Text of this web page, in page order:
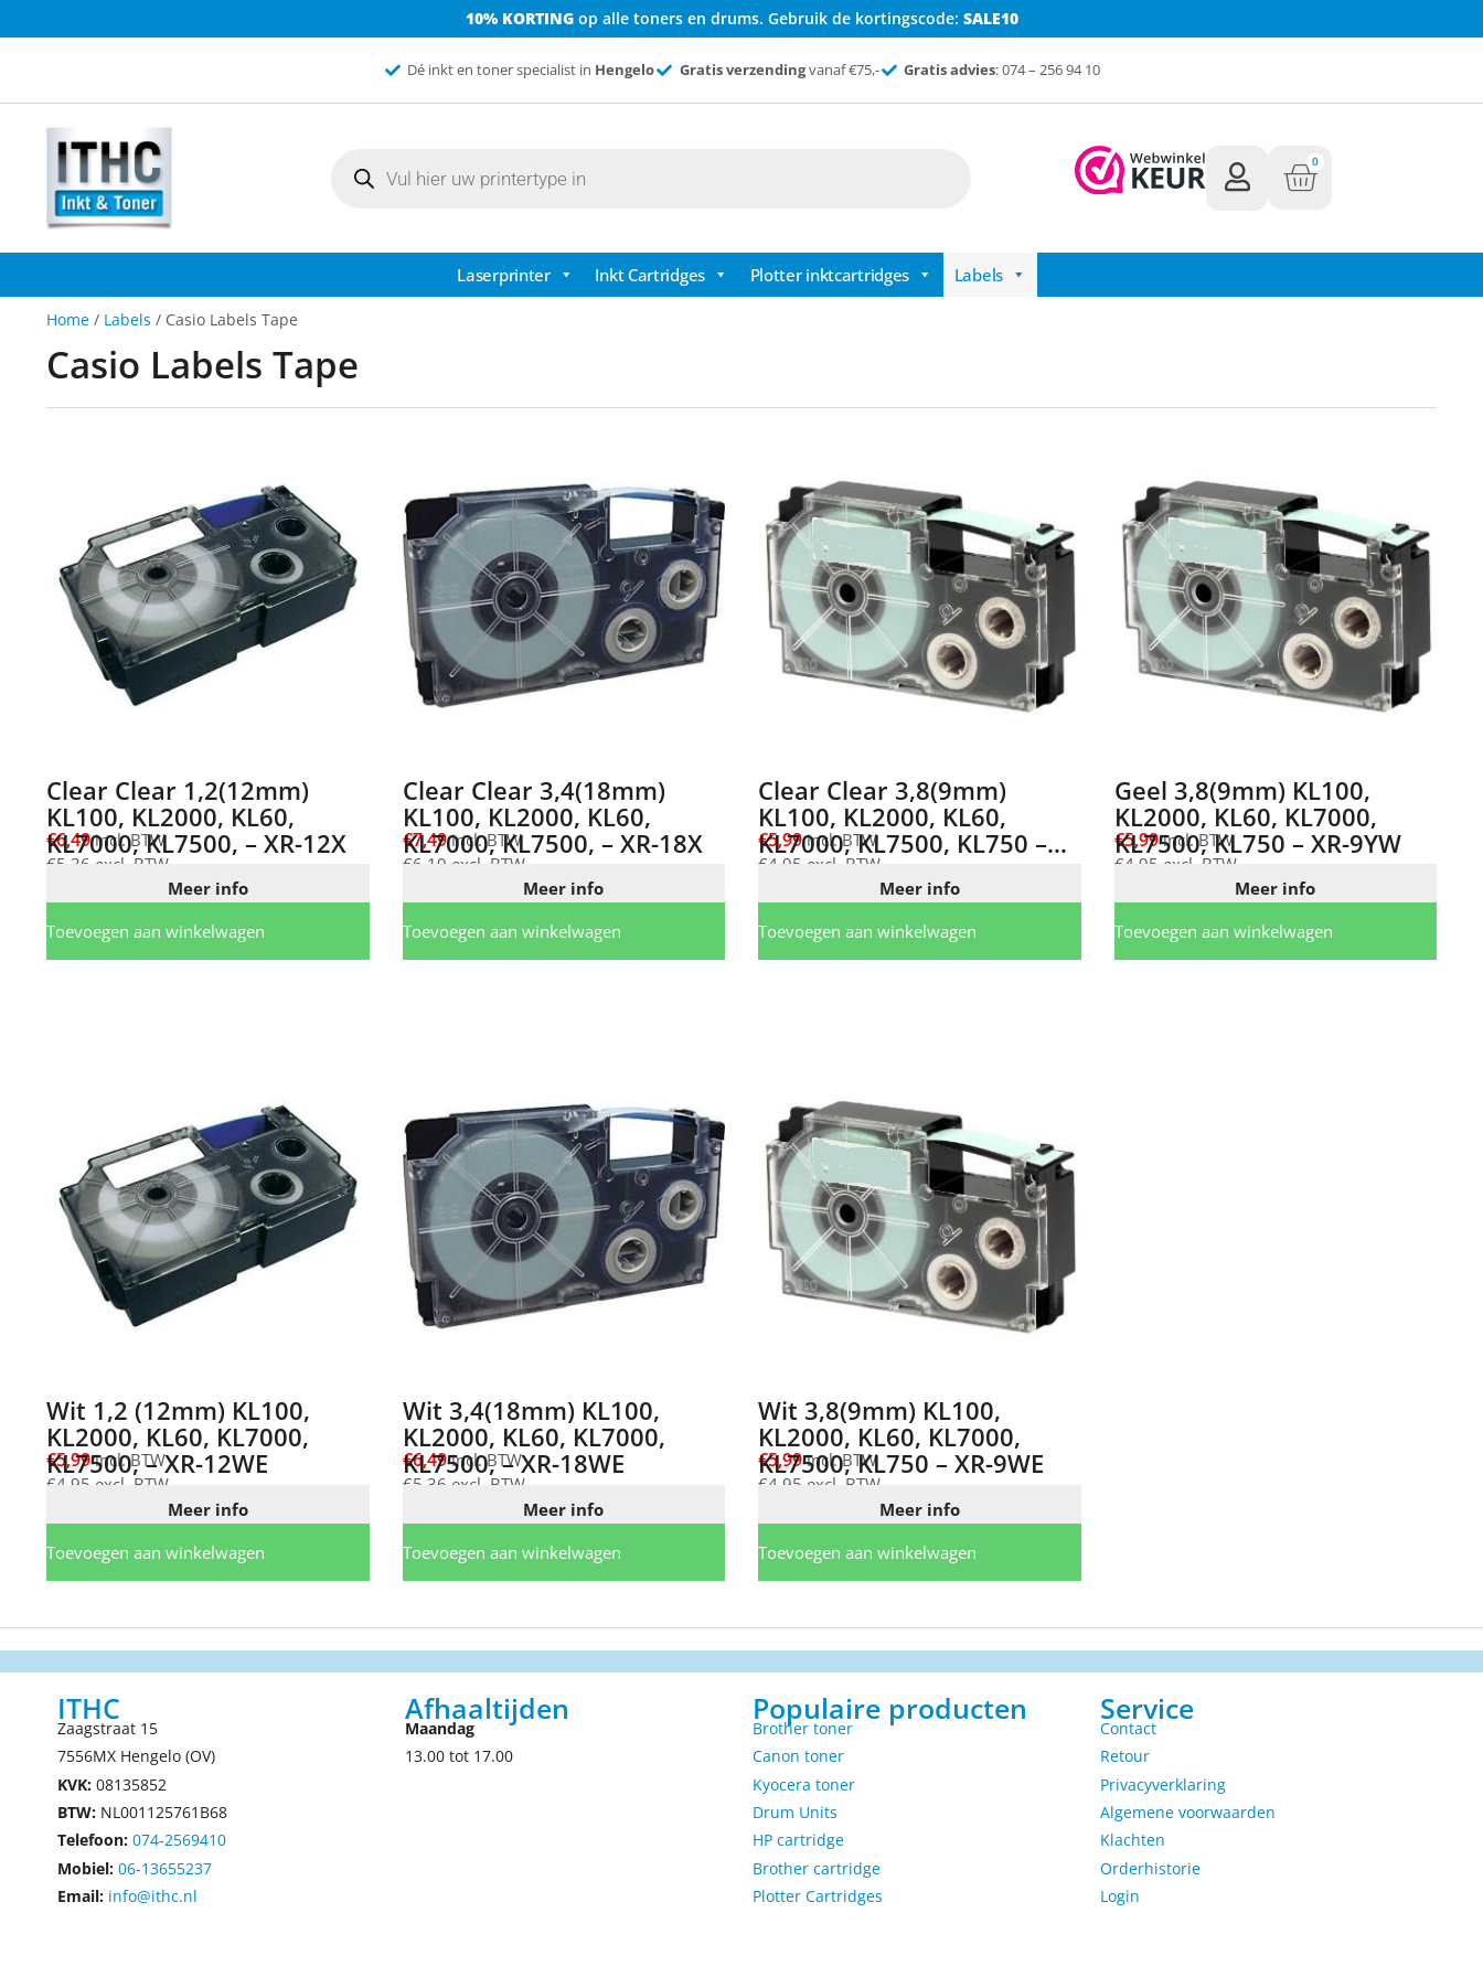
10% KORTINGop alle toners en drums. Gebruik de kortingscode: SALE10
Dé inkt en toner specialist in Hengelo Gratis verzendingvanaf €75,- Gratis advies: 074 – 256 94 10
0
Laserprinter Inkt Cartridges Plotter inktcartridges Labels
Home / Labels / Casio Labels Tape
Casio Labels Tape
Clear Clear 1,2(12mm)
KL100, KL2000, KL60,
KL7000, KL7500, – XR-12X
€6,49incl. BTW
€5,36 excl. BTW
Meer info
Toevoegen aan winkelwagen
Clear Clear 3,4(18mm)
KL100, KL2000, KL60,
KL7000, KL7500, – XR-18X
€7,49incl. BTW
€6,19 excl. BTW
Meer info
Toevoegen aan winkelwagen
Clear Clear 3,8(9mm)
KL100, KL2000, KL60,
KL7000, KL7500, KL750 –
XR-9X
€5,99incl. BTW
€4,95 excl. BTW
Meer info
Toevoegen aan winkelwagen
Geel 3,8(9mm) KL100,
KL2000, KL60, KL7000,
KL7500, KL750 – XR-9YW
€5,99incl. BTW
€4,95 excl. BTW
Meer info
Toevoegen aan winkelwagen
Wit 1,2 (12mm) KL100,
KL2000, KL60, KL7000,
KL7500, – XR-12WE
€5,99incl. BTW
€4,95 excl. BTW
Meer info
Toevoegen aan winkelwagen
Wit 3,4(18mm) KL100,
KL2000, KL60, KL7000,
KL7500, – XR-18WE
€6,49incl. BTW
€5,36 excl. BTW
Meer info
Toevoegen aan winkelwagen
Wit 3,8(9mm) KL100,
KL2000, KL60, KL7000,
KL7500, KL750 – XR-9WE
€5,99incl. BTW
€4,95 excl. BTW
Meer info
Toevoegen aan winkelwagen
ITHC
Zaagstraat 15
7556MX Hengelo (OV)
KVK: 08135852
BTW: NL001125761B68
Telefoon: 074-2569410
Mobiel: 06-13655237
Email: info@ithc.nl
Afhaaltijden
Maandag
13.00 tot 17.00
Populaire producten
Brother toner
Canon toner
Kyocera toner
Drum Units
HP cartridge
Brother cartridge
Plotter Cartridges
Service
Contact
Retour
Privacyverklaring
Algemene voorwaarden
Klachten
Orderhistorie
Login